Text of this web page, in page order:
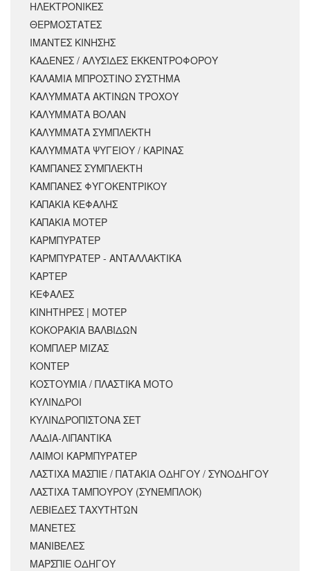
ΗΛΕΚΤΡΟΝΙΚΕΣ
ΘΕΡΜΟΣΤΑΤΕΣ
ΙΜΑΝΤΕΣ ΚΙΝΗΣΗΣ
ΚΑΔΕΝΕΣ / ΑΛΥΣΙΔΕΣ ΕΚΚΕΝΤΡΟΦΟΡΟΥ
ΚΑΛΑΜΙΑ ΜΠΡΟΣΤΙΝΟ ΣΥΣΤΗΜΑ
ΚΑΛΥΜΜΑΤΑ ΑΚΤΙΝΩΝ ΤΡΟΧΟΥ
ΚΑΛΥΜΜΑΤΑ ΒΟΛΑΝ
ΚΑΛΥΜΜΑΤΑ ΣΥΜΠΛΕΚΤΗ
ΚΑΛΥΜΜΑΤΑ ΨΥΓΕΙΟΥ / ΚΑΡΙΝΑΣ
ΚΑΜΠΑΝΕΣ ΣΥΜΠΛΕΚΤΗ
ΚΑΜΠΑΝΕΣ ΦΥΓΟΚΕΝΤΡΙΚΟΥ
ΚΑΠΑΚΙΑ ΚΕΦΑΛΗΣ
ΚΑΠΑΚΙΑ ΜΟΤΕΡ
ΚΑΡΜΠΥΡΑΤΕΡ
ΚΑΡΜΠΥΡΑΤΕΡ - ΑΝΤΑΛΛΑΚΤΙΚΑ
ΚΑΡΤΕΡ
ΚΕΦΑΛΕΣ
ΚΙΝΗΤΗΡΕΣ | ΜΟΤΕΡ
ΚΟΚΟΡΑΚΙΑ ΒΑΛΒΙΔΩΝ
ΚΟΜΠΛΕΡ ΜΙΖΑΣ
ΚΟΝΤΕΡ
ΚΟΣΤΟΥΜΙΑ / ΠΛΑΣΤΙΚΑ ΜΟΤΟ
ΚΥΛΙΝΔΡΟΙ
ΚΥΛΙΝΔΡΟΠΙΣΤΟΝΑ ΣΕΤ
ΛΑΔΙΑ-ΛΙΠΑΝΤΙΚΑ
ΛΑΙΜΟΙ ΚΑΡΜΠΥΡΑΤΕΡ
ΛΑΣΤΙΧΑ ΜΑΣΠΙΕ / ΠΑΤΑΚΙΑ ΟΔΗΓΟΥ / ΣΥΝΟΔΗΓΟΥ
ΛΑΣΤΙΧΑ ΤΑΜΠΟΥΡΟΥ (ΣΥΝΕΜΠΛΟΚ)
ΛΕΒΙΕΔΕΣ ΤΑΧΥΤΗΤΩΝ
ΜΑΝΕΤΕΣ
ΜΑΝΙΒΕΛΕΣ
ΜΑΡΣΠΙΕ ΟΔΗΓΟΥ